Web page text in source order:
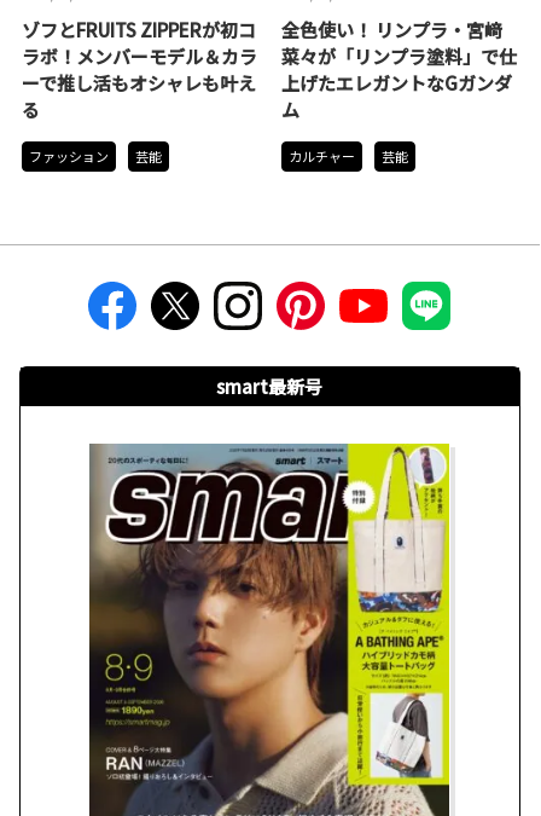
ゾフとFRUITS ZIPPERが初コ
ラボ！メンバーモデル＆カラ
ーで推し活もオシャレも叶え
る
ファッション 芸能
全色使い！ リンプラ・宮﨑
菜々が「リンプラ塗料」で仕
上げたエレガントなGガンダ
ム
カルチャー 芸能
smart最新号